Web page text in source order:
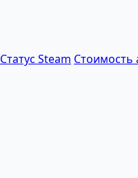
Статус Steam Стоимость